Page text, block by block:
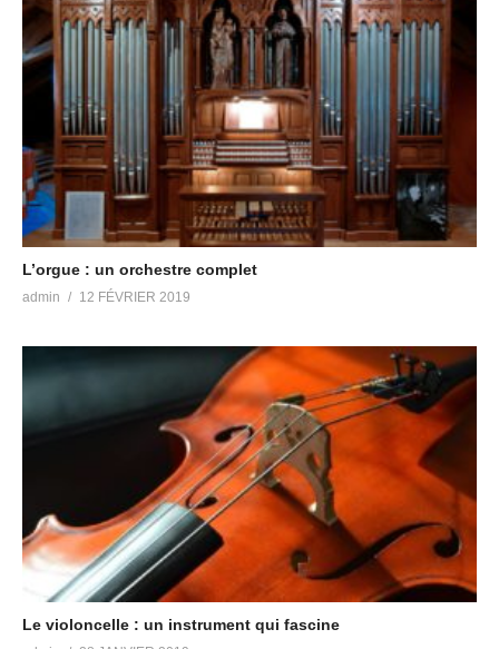
L’orgue : un orchestre complet
admin 12 FÉVRIER 2019
Le violoncelle : un instrument qui fascine